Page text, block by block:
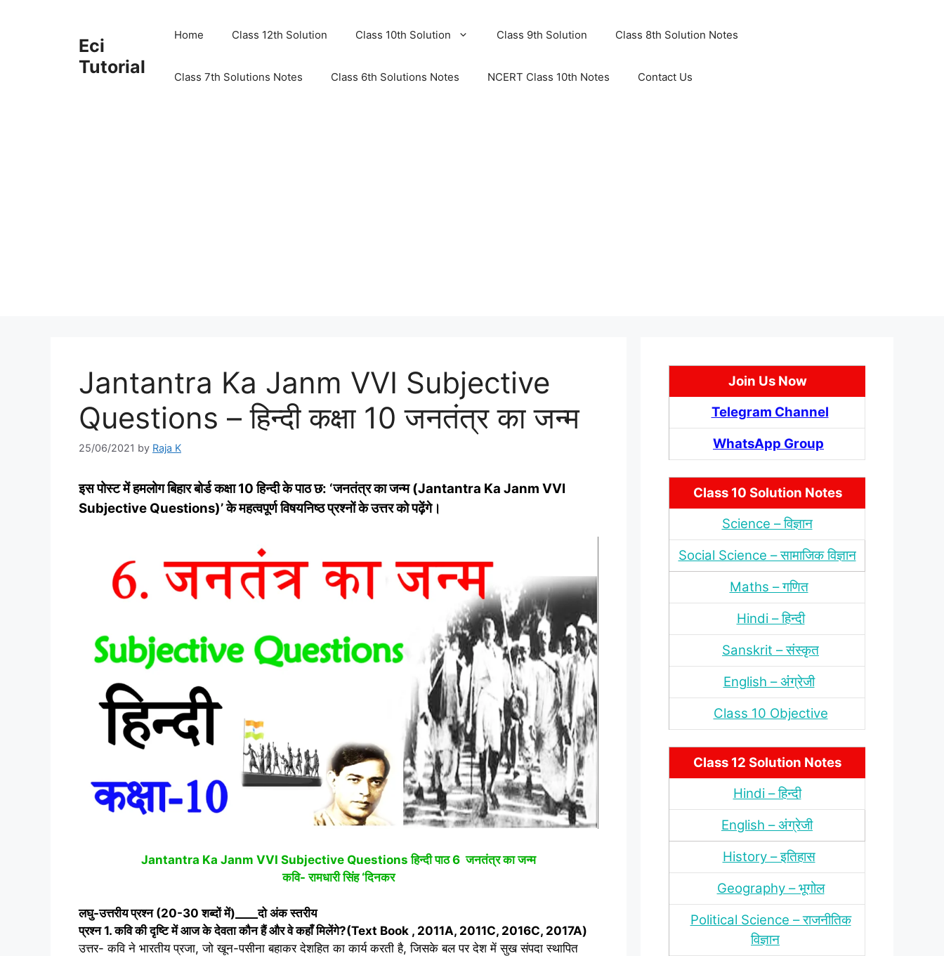
Eci
Tutorial
Home Class 12th Solution Class 10th Solution Class 9th Solution Class 8th Solution Notes
Class 7th Solutions Notes Class 6th Solutions Notes NCERT Class 10th Notes Contact Us
Jantantra Ka Janm VVI Subjective
Questions – हिन्‍दी कक्षा 10 जनतंत्र का जन्म
25/06/2021 by Raja K
इस पोस्‍ट में हमलोग बिहार बोर्ड कक्षा 10 हिन्‍दी के पाठ छ: ‘जनतंत्र का जन्म (Jantantra Ka Janm VVI
Subjective Questions)’ के महत्‍वपूर्ण विषयनिष्‍ठ प्रश्‍नों के उत्तर को पढ़ेंगे।
Jantantra Ka Janm VVI Subjective Questions हिन्‍दी पाठ 6 जनतंत्र का जन्म
कवि- रामधारी सिंह ‘दिनकर
लघु-उत्तरीय प्रश्न (20-30 शब्दों में) ____दो अंक स्तरीय
प्रश्न1.कवि की दृष्टि में आज के देवता कौन हैं और वे कहाँ मिलेंगे?(Text Book , 2011A, 2011C, 2016C, 2017A)
उत्तर- कवि ने भारतीय प्रजा, जो खून-पसीना बहाकर देशहित का कार्य करती है, जिसके बल पर देश में सुख संपदा स्थापित
Join Us Now
Telegram Channel
WhatsApp Group
Class 10 Solution Notes
Science – विज्ञान
Social Science – सामाजिक विज्ञान
Maths – गणित
Hindi – हिन्‍दी
Sanskrit – संस्‍कृत
English – अंंग्रेजी
Class 10 Objective
Class 12 Solution Notes
Hindi – हिन्‍दी
English – अंग्रेजी
History – इतिहास
Geography – भूगोल
Political Science – राजनीतिक
विज्ञान